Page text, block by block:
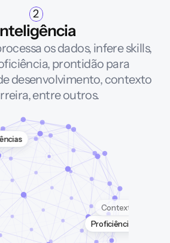
2
os dados, infere skills,
prontidão para
desenvolvimento, contexto
entre outros.